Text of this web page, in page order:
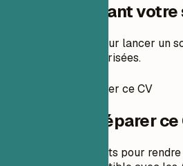
Une étape avant
Ajoutez votre CV pour lancer un
des corrections priorisées.
Comment préparer ce CV
Comment préparer ce
Des conseils concrets pour